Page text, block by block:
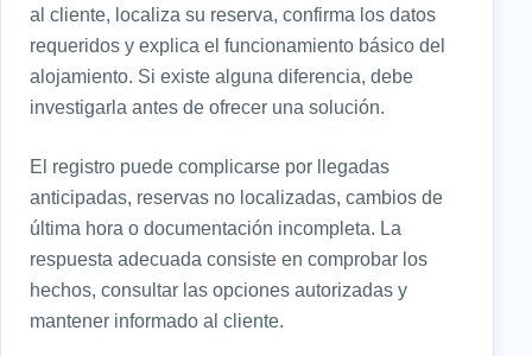
al cliente, localiza su reserva, confirma los datos
requeridos y explica el funcionamiento básico del
alojamiento. Si existe alguna diferencia, debe
investigarla antes de ofrecer una solución.
El registro puede complicarse por llegadas
anticipadas, reservas no localizadas, cambios de
última hora o documentación incompleta. La
respuesta adecuada consiste en comprobar los
hechos, consultar las opciones autorizadas y
mantener informado al cliente.